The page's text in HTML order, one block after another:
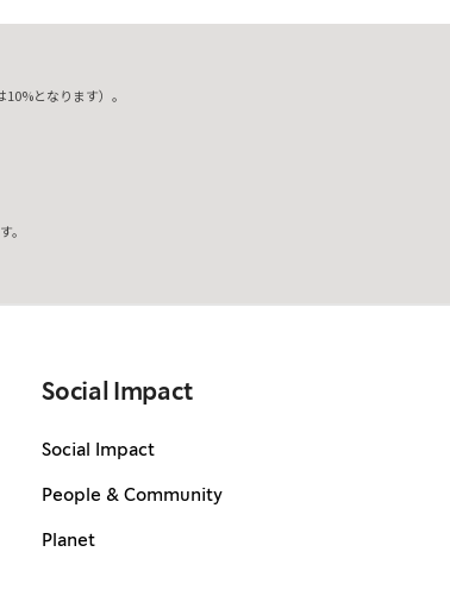
となります）。
。
Social Impact
Social Impact
People & Community
Planet